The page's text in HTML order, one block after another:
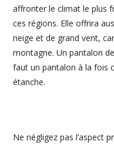
affronter le climat le plus
ces régions. Elle offrira
neige et de grand vent,
montagne. Un pantalon
faut un pantalon à la fois
étanche.
Ne négligez pas l’aspect